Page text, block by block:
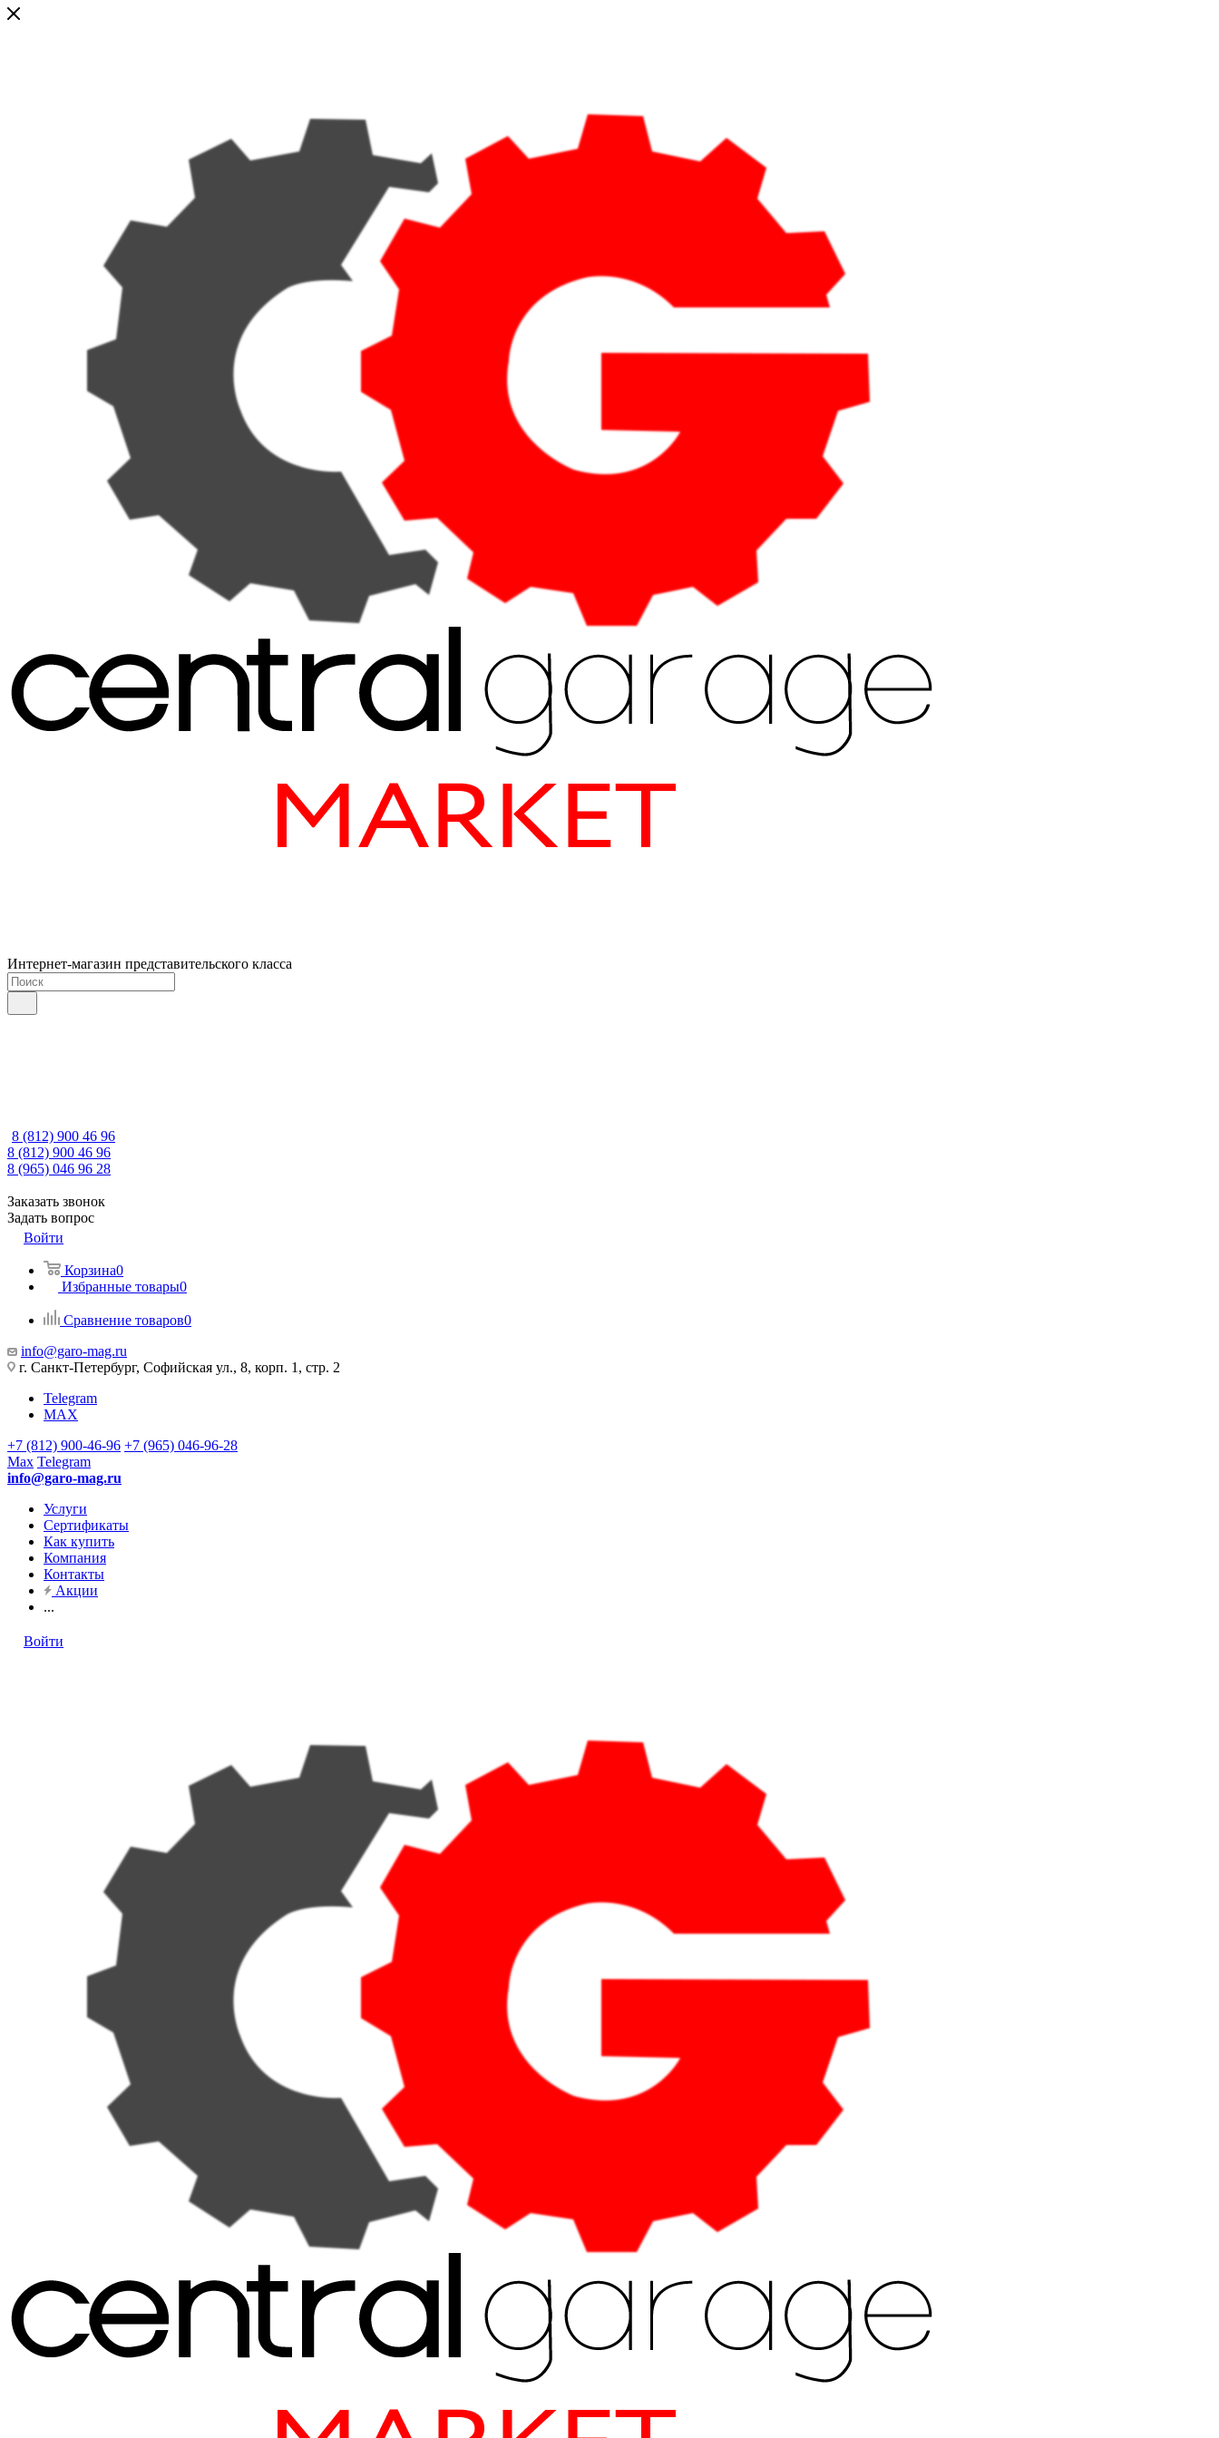
Интернет-магазин представительского класса
8 (812) 900 46 96
8 (812) 900 46 96
8 (965) 046 96 28
Заказать звонок
Задать вопрос
Войти
Корзина0
Избранные товары0
Сравнение товаров0
info@garo-mag.ru
г. Санкт-Петербург, Софийская ул., 8, корп. 1, стр. 2
Telegram
MAX
+7 (812) 900-46-96 +7 (965) 046-96-28
Max Telegram
info@garo-mag.ru
Услуги
Сертификаты
Как купить
Компания
Контакты
Акции
...
Войти